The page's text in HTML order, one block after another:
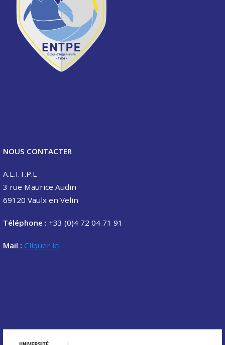
NOUS CONTACTER
A.E.I.T.P.E
3 rue Maurice Audin
69120 Vaulx en Velin
Téléphone : +33 (0)4 72 04 71 91
Mail : Cliquer ici